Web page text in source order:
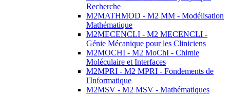
Recherche
M2MATHMOD - M2 MM - Modélisation
Mathématique
M2MECENCLI - M2 MECENCLI -
Génie Mécanique pour les Cliniciens
M2MOCHI - M2 MoChI - Chimie
Moléculaire et Interfaces
M2MPRI - M2 MPRI - Fondements de
l'Informatique
M2MSV - M2 MSV - Mathématiques